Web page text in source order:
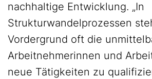
nachhaltige Entwicklung. „In
Strukturwandelprozessen
Vordergrund oft die
Arbeitnehmerinnen und
neue Tätigkeiten zu